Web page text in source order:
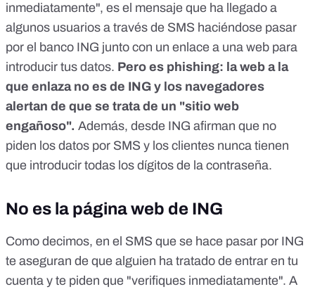
inmediatamente", es el mensaje que ha llegado a
algunos usuarios a través de SMS haciéndose pasar
por el banco ING junto con un enlace a una web para
introducir tus datos. Pero es phishing: la web a la
que enlaza no es de ING y los navegadores
alertan de que se trata de un "sitio web
engañoso". Además, desde ING afirman que no
piden los datos por SMS y los clientes nunca tienen
que introducir todas los dígitos de la contraseña.
No es la página web de ING
Como decimos, en el SMS que se hace pasar por ING
te aseguran de que alguien ha tratado de entrar en tu
cuenta y te piden que "verifiques inmediatamente". A